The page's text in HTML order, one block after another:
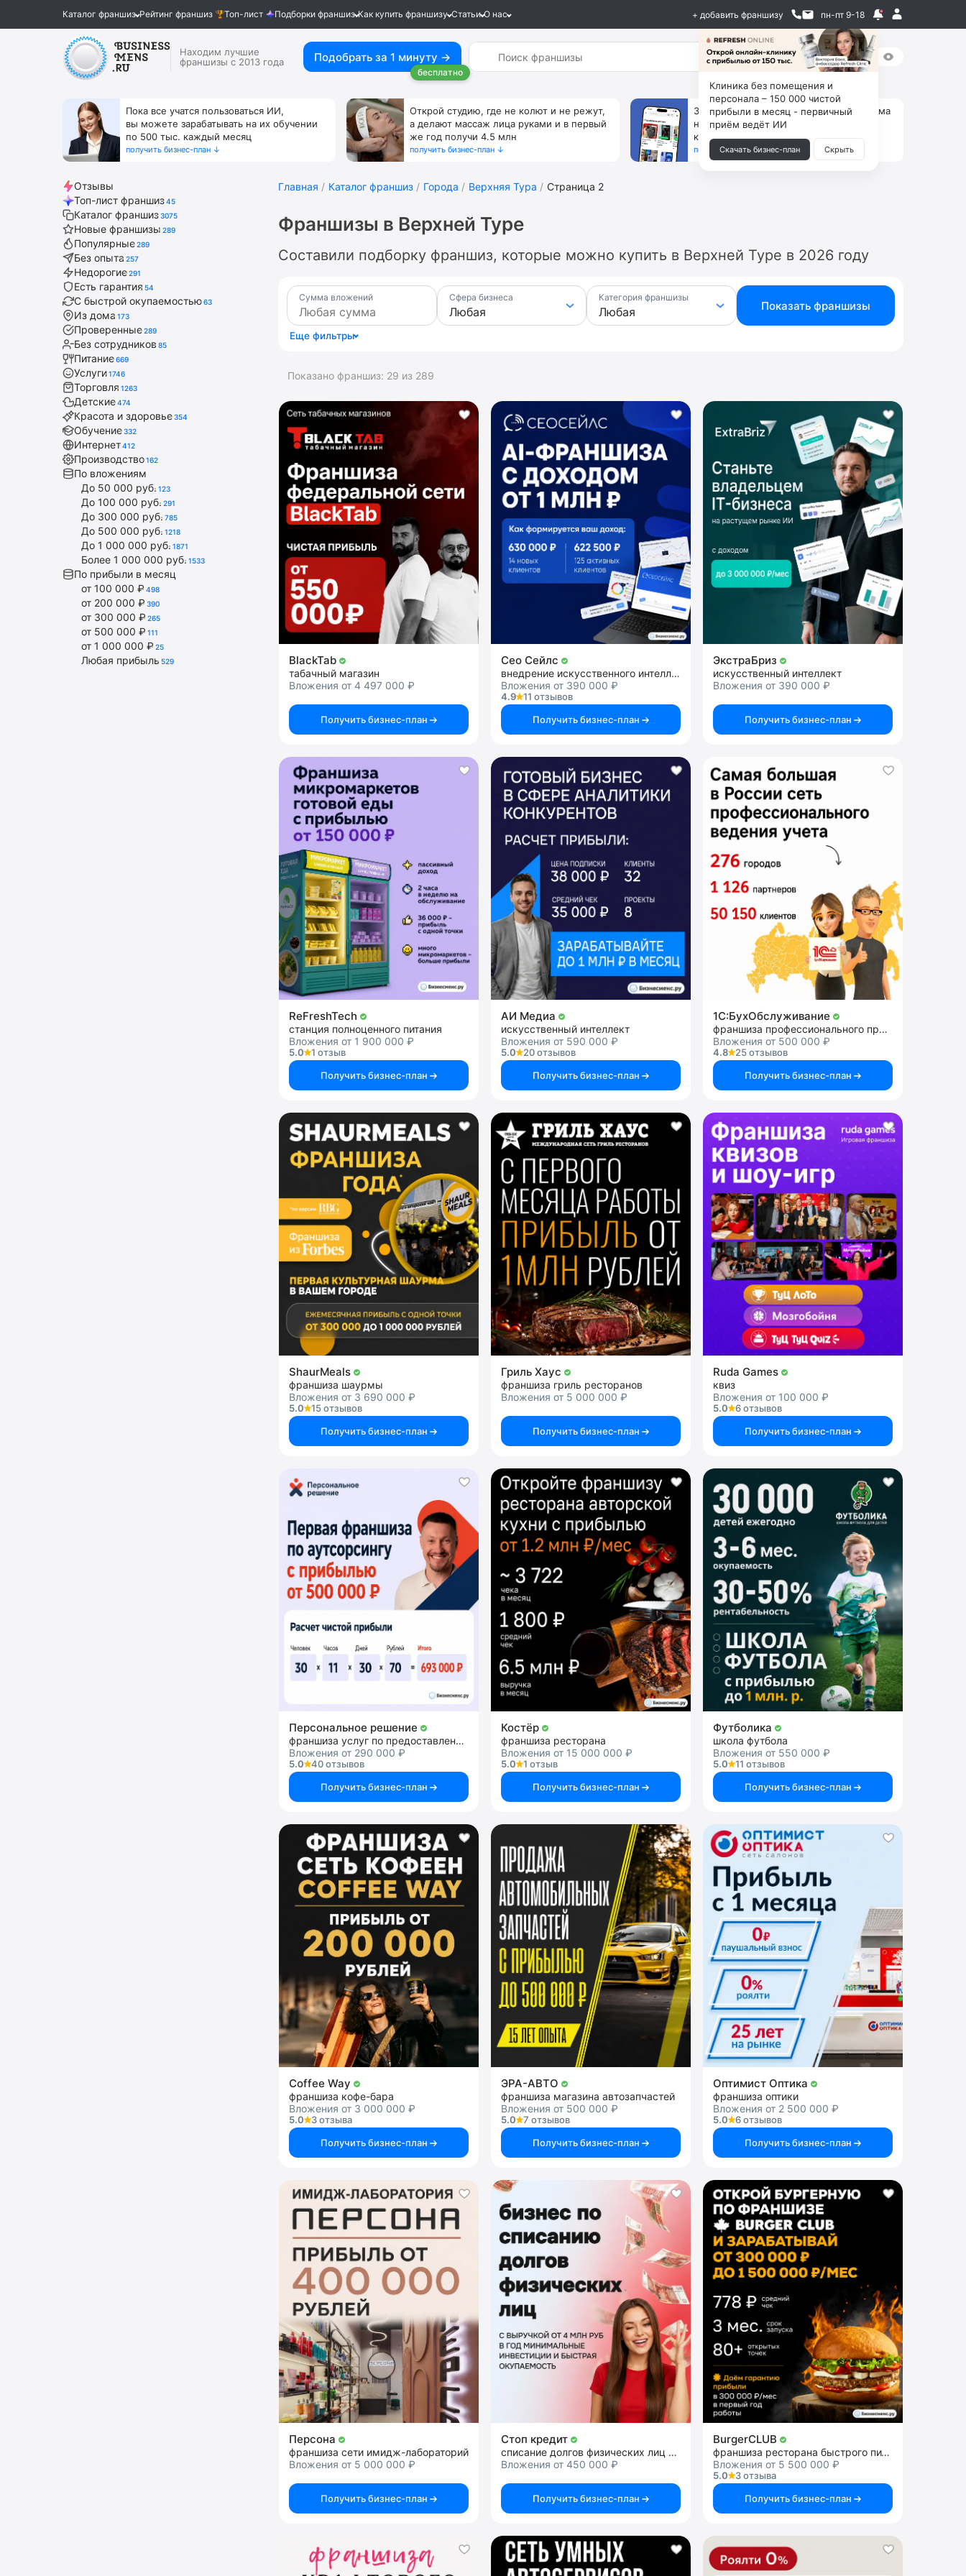
Каталог франшиз Рейтинг франшиз Топ-лист Подборки франшиз Как купить франшизу Статьи О нас + добавить франшизу пн-пт 9-18
Находим лучшие
франшизы с 2013 года
Подобрать за 1 минуту →
бесплатно
Пока все учатся пользоваться ИИ,
вы можете зарабатывать на их обучении
по 500 тыс. каждый месяц
получить бизнес-план ↓
Открой студию, где не колют и не режут,
а делают массаж лица руками и в первый
же год получи 4.5 млн
получить бизнес-план ↓
За 90 тыс. открой магазин на Авито, дома
ни коробок, ни товара, ни склада, зато
каждый месяц +125 тыс. чистыми
получить бизнес-план ↓
Отзывы
Топ-лист франшиз45
Каталог франшиз3075
Новые франшизы 289
Популярные289
Без опыта 257
Недорогие291
Есть гарантия 54
С быстрой окупаемостью63
Из дома 173
Проверенные289
Без сотрудников 85
Питание669
Услуги1746
Торговля 1263
Детские474
Красота и здоровье354
Обучение332
Интернет412
Производство162
По вложениям
До 50 000 руб. 123
До 100 000 руб. 291
До 300 000 руб. 785
До 500 000 руб. 1218
До 1 000 000 руб. 1871
Более 1 000 000 руб. 1533
По прибыли в месяц
от 100 000 ₽ 498
от 200 000 ₽ 390
от 300 000 ₽ 265
от 500 000 ₽ 111
от 1 000 000 ₽ 25
Любая прибыль 529
Главная Каталог франшиз Города Верхняя Тура Страница 2
Франшизы в Верхней Туре
Составили подборку франшиз, которые можно купить в Верхней Туре в 2026 году
Сумма вложений Сфера бизнеса Категория франшизы
Показать франшизы
Еще фильтры
Показано франшиз: 29 из 289
BlackTab
табачный магазин
Вложения от 4 497 000 ₽
Получить бизнес-план
Сео Сейлс
внедрение искусственного интеллекта
Вложения от 390 000 ₽
4.9
11 отзывов
Получить бизнес-план
ЭкстраБриз
искусственный интеллект
Вложения от 390 000 ₽
Получить бизнес-план
ReFreshTech
станция полноценного питания
Вложения от 1 900 000 ₽
5.0
1 отзыв
Получить бизнес-план
АИ Медиа
искусственный интеллект
Вложения от 590 000 ₽
5.0
20 отзывов
Получить бизнес-план
1C:БухОбслуживание
франшиза профессионального программного обеспечения
Вложения от 500 000 ₽
4.8
25 отзывов
Получить бизнес-план
ShaurMeals
франшиза шаурмы
Вложения от 3 690 000 ₽
5.0
15 отзывов
Получить бизнес-план
Гриль Хаус
франшиза гриль ресторанов
Вложения от 5 000 000 ₽
Получить бизнес-план
Ruda Games
квиз
Вложения от 100 000 ₽
5.0
6 отзывов
Получить бизнес-план
Персональное решение
франшиза услуг по предоставлению персонала
Вложения от 290 000 ₽
5.0
40 отзывов
Получить бизнес-план
Костёр
франшиза ресторана
Вложения от 15 000 000 ₽
5.0
1 отзыв
Получить бизнес-план
Футболика
школа футбола
Вложения от 550 000 ₽
5.0
11 отзывов
Получить бизнес-план
Coffee Way
франшиза кофе-бара
Вложения от 3 000 000 ₽
5.0
3 отзыва
Получить бизнес-план
ЭРА-АВТО
франшиза магазина автозапчастей
Вложения от 500 000 ₽
5.0
7 отзывов
Получить бизнес-план
Оптимист Оптика
франшиза оптики
Вложения от 2 500 000 ₽
5.0
6 отзывов
Получить бизнес-план
Персона
франшиза сети имидж-лабораторий
Вложения от 5 000 000 ₽
Получить бизнес-план
Стоп кредит
списание долгов физических лиц и ИП
Вложения от 450 000 ₽
Получить бизнес-план
BurgerCLUB
франшиза ресторана быстрого питания
Вложения от 5 500 000 ₽
5.0
3 отзыва
Получить бизнес-план
Клиника без помещения и
персонала – 150 000 чистой
прибыли в месяц - первичный
приём ведёт ИИ
Скачать бизнес-план Скрыть